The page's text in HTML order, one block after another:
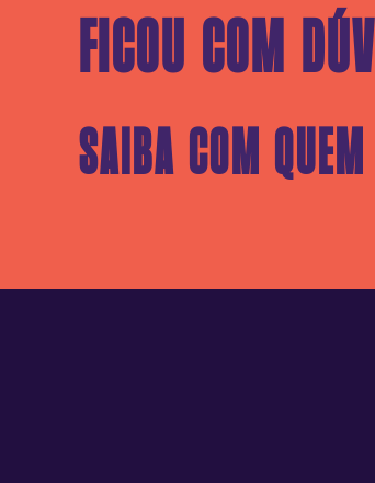
Ficou com
Saiba com